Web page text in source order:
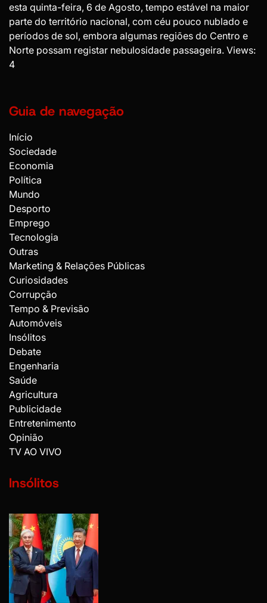
esta quinta-feira, 6 de Agosto, tempo estável na maior
parte do território nacional, com céu pouco nublado e
períodos de sol, embora algumas regiões do Centro e
Norte possam registar nebulosidade passageira. Views:
4
Guia de navegação
Início
Sociedade
Economia
Política
Mundo
Desporto
Emprego
Tecnologia
Outras
Marketing & Relações Públicas
Curiosidades
Corrupção
Tempo & Previsão
Automóveis
Insólitos
Debate
Engenharia
Saúde
Agricultura
Publicidade
Entretenimento
Opinião
TV AO VIVO
Insólitos